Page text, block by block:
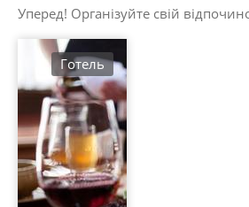
Уперед! Організуйте свій
Готель